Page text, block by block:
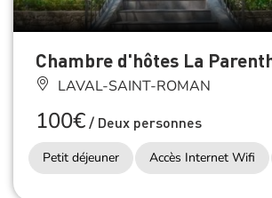
Chambre d'hôtes La
LAVAL-SAINT-ROMAN
100€/ Deux personnes
Petit déjeuner Accès Internet Wifi